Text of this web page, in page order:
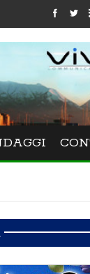
Festival La